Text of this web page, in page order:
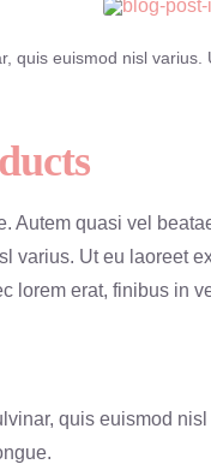
quis euismod nisl
Autem quasi vel
varius. Ut eu laoreet
lorem erat, finibus in
quis euismod